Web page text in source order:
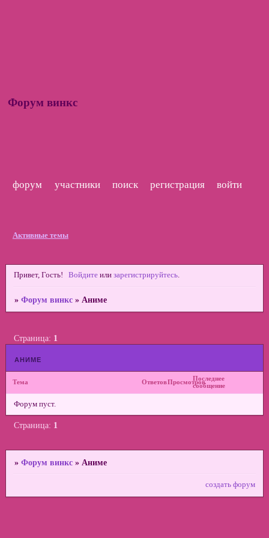
Форум винкс
форум участники поиск регистрация войти
Активные темы
Привет, Гость! Войдите илизарегистрируйтесь.
» Форум винкс » Аниме
аниме
Страница: 1
Тема ОтветовПросмотровПоследнее
сообщение
Форум пуст.
Страница: 1
» Форум винкс » Аниме
создать форум